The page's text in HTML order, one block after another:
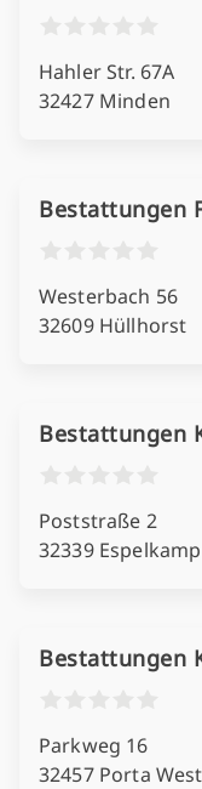
Hahler Str. 67A
32427 Minden
Bestattungen
Westerbach 56
32609 Hüllhorst
Bestattungen
Poststraße 2
32339 Espelkamp
Bestattungen
Parkweg 16
32457 Porta